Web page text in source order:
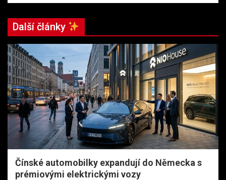
Další články
Čínské automobilky expandují do Německa s
prémiovými elektrickými vozy